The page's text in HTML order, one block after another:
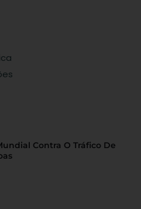
Contra O Tráfico De